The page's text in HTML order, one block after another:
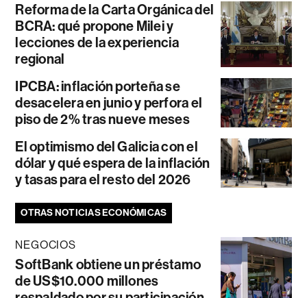
Reforma de la Carta Orgánica del
BCRA: qué propone Milei y
lecciones de la experiencia
regional
IPCBA: inflación porteña se
desacelera en junio y perfora el
piso de 2% tras nueve meses
El optimismo del Galicia con el
dólar y qué espera de la inflación
y tasas para el resto del 2026
OTRAS NOTICIAS ECONÓMICAS
NEGOCIOS
SoftBank obtiene un préstamo
de US$10.000 millones